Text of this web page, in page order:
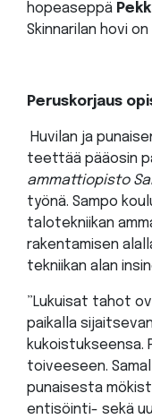
hopeaseppä
Skinnarilan hovi
Peruskorjaus
Huvilan ja
teettää pääosin
ammattiopisto
työnä. Sampo
talotekniikan
rakentamisen
tekniikan alan
”Lukuisat tahot
paikalla
kukoistukseensa.
toiveeseen.
punaisesta
entisöinti- sekä